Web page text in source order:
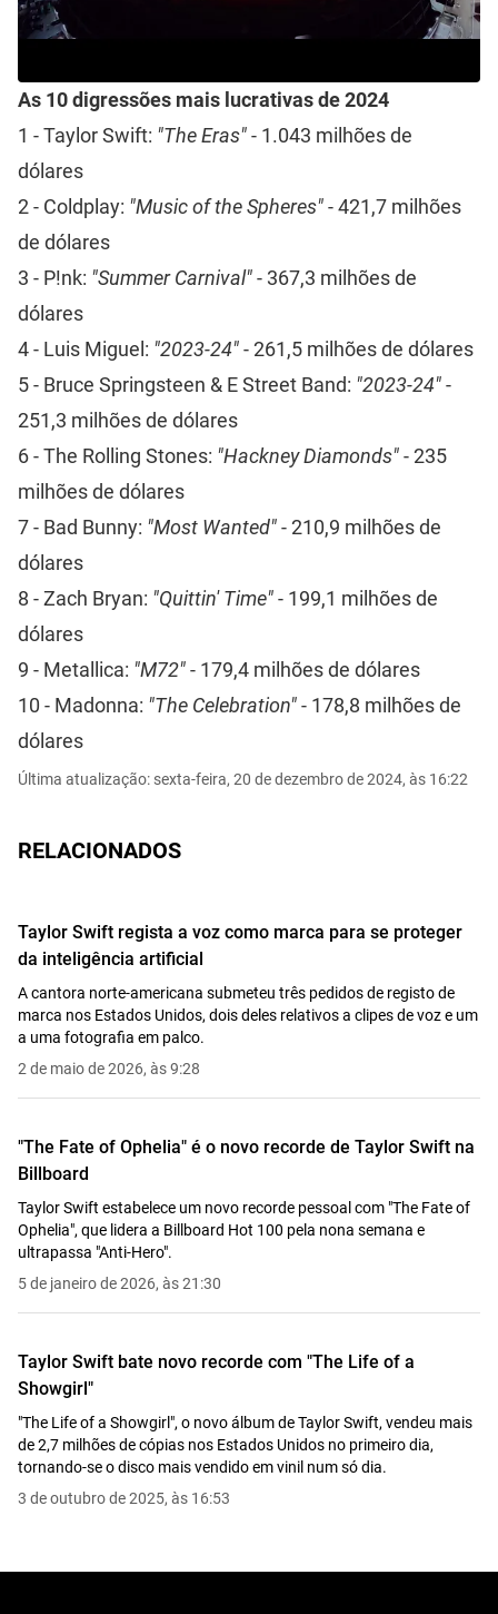
As 10 digressões mais lucrativas de 2024
1 - Taylor Swift: "The Eras"- 1.043 milhões de
dólares
2 - Coldplay: "Music of the Spheres"- 421,7 milhões
de dólares
3 - P!nk: "Summer Carnival"- 367,3 milhões de
dólares
4 - Luis Miguel: "2023-24"- 261,5 milhões de dólares
5 - Bruce Springsteen & E Street Band: "2023-24"-
251,3 milhões de dólares
6 - The Rolling Stones: "Hackney Diamonds"- 235
milhões de dólares
7 - Bad Bunny: "Most Wanted"- 210,9 milhões de
dólares
8 - Zach Bryan: "Quittin' Time"- 199,1 milhões de
dólares
9 - Metallica: "M72"- 179,4 milhões de dólares
10 - Madonna: "The Celebration"- 178,8 milhões de
dólares
Última atualização: sexta-feira, 20 de dezembro de 2024, às 16:22
RELACIONADOS
Taylor Swift regista a voz como marca para se proteger
da inteligência artificial
A cantora norte-americana submeteu três pedidos de registo de
marca nos Estados Unidos, dois deles relativos a clipes de voz e um
a uma fotografia em palco.
2 de maio de 2026, às 9:28
"The Fate of Ophelia" é o novo recorde de Taylor Swift na
Billboard
Taylor Swift estabelece um novo recorde pessoal com "The Fate of
Ophelia", que lidera a Billboard Hot 100 pela nona semana e
ultrapassa "Anti-Hero".
5 de janeiro de 2026, às 21:30
Taylor Swift bate novo recorde com "The Life of a
Showgirl"
"The Life of a Showgirl", o novo álbum de Taylor Swift, vendeu mais
de 2,7 milhões de cópias nos Estados Unidos no primeiro dia,
tornando-se o disco mais vendido em vinil num só dia.
3 de outubro de 2025, às 16:53